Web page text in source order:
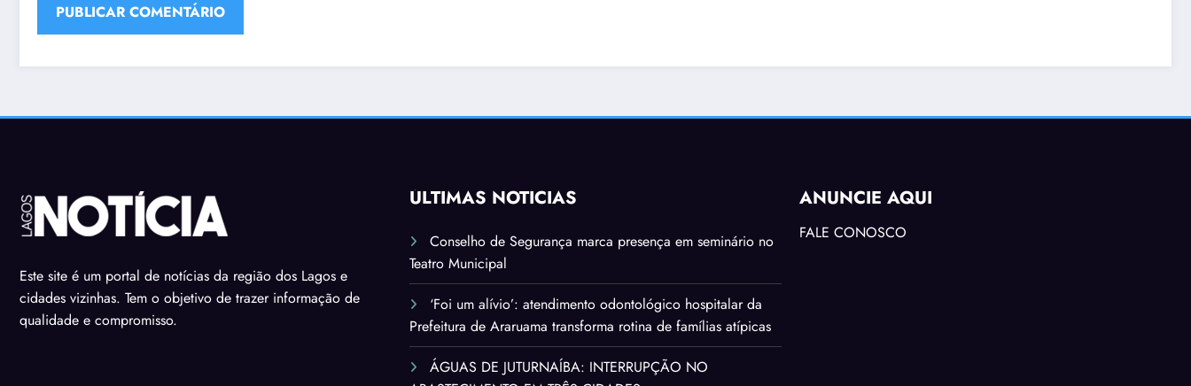
Este site é um portal de notícias da região dos Lagos e
cidades vizinhas. Tem o objetivo de trazer informação de
qualidade e compromisso.
ÚLTIMAS NOTÍCIAS
Conselho de Segurança marca presença em seminário no
Teatro Municipal
‘Foi um alívio’: atendimento odontológico hospitalar da
Prefeitura de Araruama transforma rotina de famílias atípicas
ÁGUAS DE JUTURNAÍBA: INTERRUPÇÃO NO
ANUNCIE AQUI
FALE CONOSCO